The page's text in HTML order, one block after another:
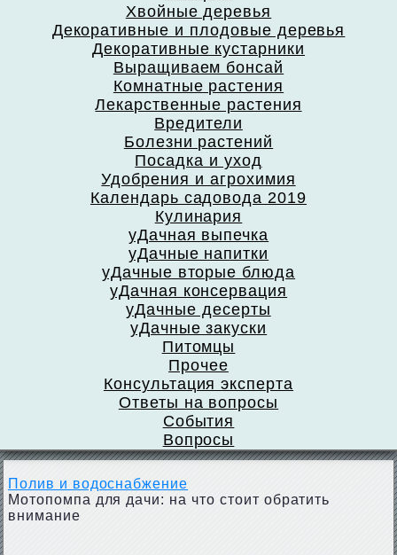
Хвойные деревья
Декоративные и плодовые деревья
Декоративные кустарники
Выращиваем бонсай
Комнатные растения
Лекарственные растения
Вредители
Болезни растений
Посадка и уход
Удобрения и агрохимия
Календарь садовода 2019
Кулинария
уДачная выпечка
уДачные напитки
уДачные вторые блюда
уДачная консервация
уДачные десерты
уДачные закуски
Питомцы
Прочее
Консультация эксперта
Ответы на вопросы
События
Вопросы
Полив и водоснабжение
Мотопомпа для дачи: на что стоит обратить
внимание